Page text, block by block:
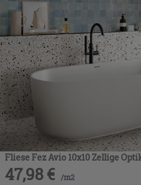
Fliese Fez Avio 10x10 Zellige
47,98 € /m2